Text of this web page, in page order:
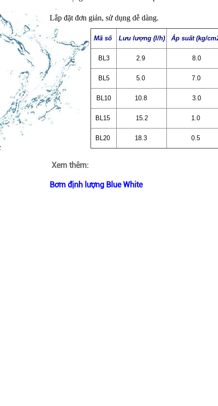
Lắp đặt đơn giản, sử dụng dễ dàng.
Mã số Lưu lượng (l/h) Áp suất (kg/
BL3 2.9 8.0
BL5 5.0 7.0
BL10 10.8 3.0
BL15 15.2 1.0
BL20 18.3 0.5
Xem thêm:
Bơm định lượng Blue White